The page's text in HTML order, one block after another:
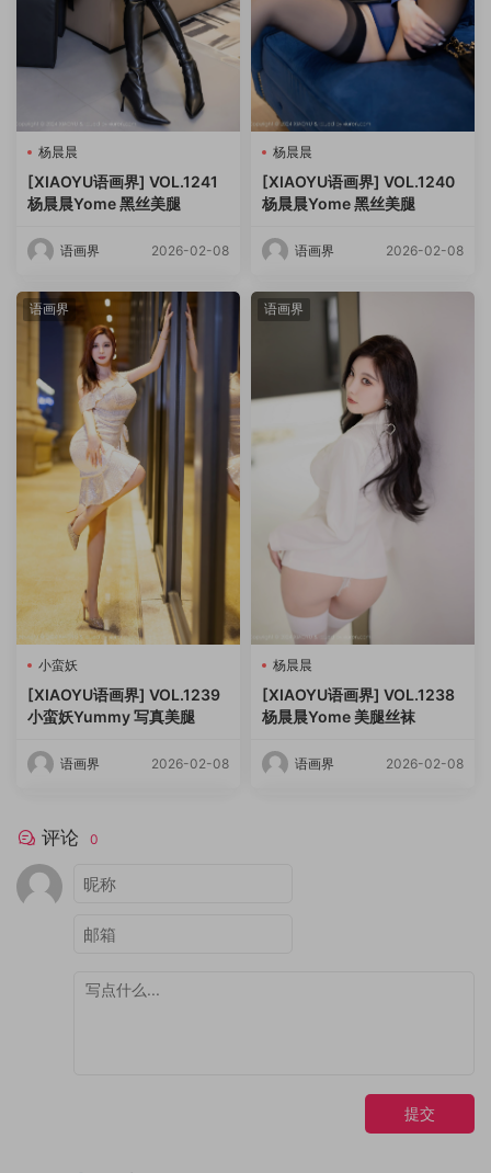
杨晨晨
[XIAOYU语画界] VOL.1241
杨晨晨Yome 黑丝美腿
语画界 2026-02-08
杨晨晨
[XIAOYU语画界] VOL.1240
杨晨晨Yome 黑丝美腿
语画界 2026-02-08
语画界
小蛮妖
[XIAOYU语画界] VOL.1239
小蛮妖Yummy 写真美腿
语画界 2026-02-08
语画界
杨晨晨
[XIAOYU语画界] VOL.1238
杨晨晨Yome 美腿丝袜
语画界 2026-02-08
评论 0
提交